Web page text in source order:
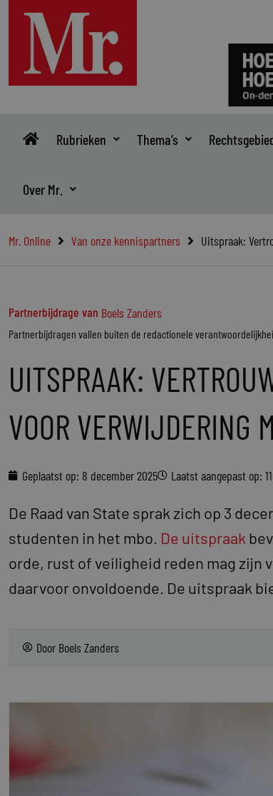
inhoud
Rubrieken Thema’s
Over Mr.
Mr. Online Van onze kennispartners Uitspraak:
Partnerbijdrage van Boels Zanders
Partnerbijdragen vallen buiten de redactionele
UITSPRAAK:
VOOR VERWIJDERING
Geplaatst op: 8 december 2025 Laatst aangepast op:
De Raad van State sprak zich op 3
studenten in het mbo. De uitspraak
orde, rust of veiligheid reden mag zijn
daarvoor onvoldoende. De uitspraak
Door Boels Zanders